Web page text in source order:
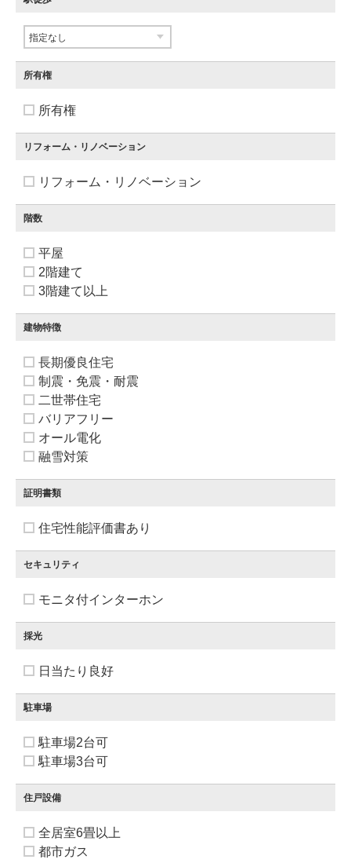
所有権
所有権
リフォーム・リノベーション
リフォーム・リノベーション
階数
平屋
2階建て
3階建て以上
建物特徴
長期優良住宅
制震・免震・耐震
二世帯住宅
バリアフリー
オール電化
融雪対策
証明書類
住宅性能評価書あり
セキュリティ
モニタ付インターホン
採光
日当たり良好
駐車場
駐車場2台可
駐車場3台可
住戸設備
全居室6畳以上
都市ガス